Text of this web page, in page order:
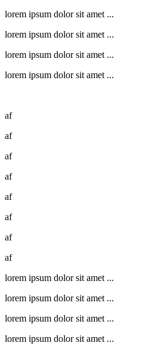
lorem ipsum dolor sit amet ...
lorem ipsum dolor sit amet ...
lorem ipsum dolor sit amet ...
lorem ipsum dolor sit amet ...
af
af
af
af
af
af
af
af
lorem ipsum dolor sit amet ...
lorem ipsum dolor sit amet ...
lorem ipsum dolor sit amet ...
lorem ipsum dolor sit amet ...